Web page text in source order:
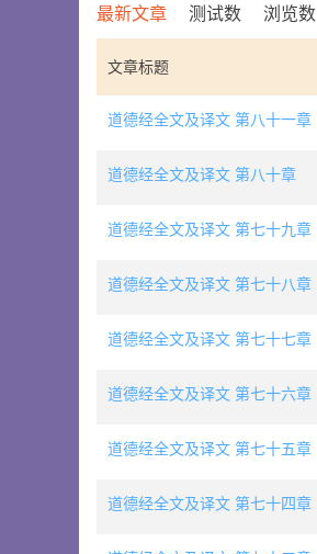
最新文章 测试数 浏览数
文章标题
道德经全文及译文 第八十一章
道德经全文及译文 第八十章
道德经全文及译文 第七十九章
道德经全文及译文 第七十八章
道德经全文及译文 第七十七章
道德经全文及译文 第七十六章
道德经全文及译文 第七十五章
道德经全文及译文 第七十四章